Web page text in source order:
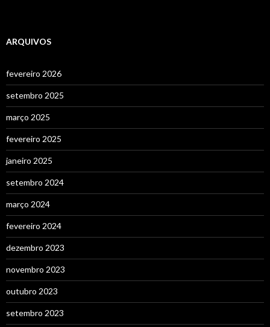
ARQUIVOS
fevereiro 2026
setembro 2025
março 2025
fevereiro 2025
janeiro 2025
setembro 2024
março 2024
fevereiro 2024
dezembro 2023
novembro 2023
outubro 2023
setembro 2023